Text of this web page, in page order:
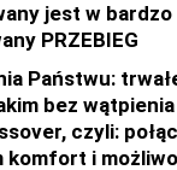
jest w
PRZEBIEG
Państwu:
bez
czyli:
komfort i